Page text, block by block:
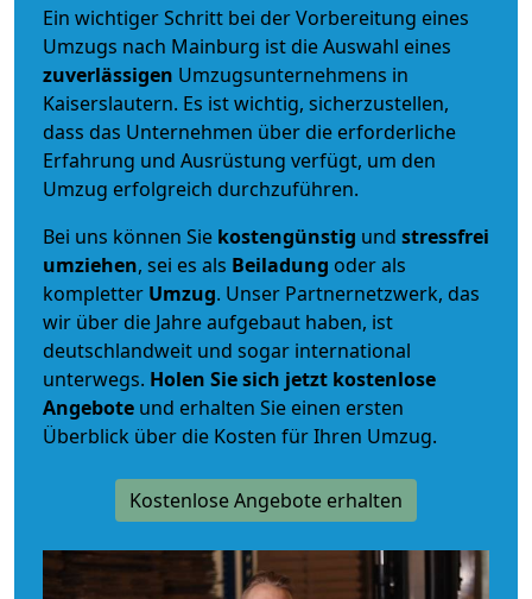
Ein wichtiger Schritt bei der Vorbereitung eines
Umzugs nach Mainburg ist die Auswahl eines
zuverlässigen Umzugsunternehmens in
Kaiserslautern. Es ist wichtig, sicherzustellen,
dass das Unternehmen über die erforderliche
Erfahrung und Ausrüstung verfügt, um den
Umzug erfolgreich durchzuführen.
Bei uns können Sie kostengünstig und stressfrei
umziehen, sei es als Beiladung oder als
kompletter Umzug. Unser Partnernetzwerk, das
wir über die Jahre aufgebaut haben, ist
deutschlandweit und sogar international
unterwegs. Holen Sie sich jetzt kostenlose
Angebote und erhalten Sie einen ersten
Überblick über die Kosten für Ihren Umzug.
Kostenlose Angebote erhalten